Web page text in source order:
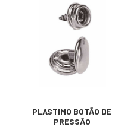
PLASTIMO BOTÃO DE
PRESSÃO